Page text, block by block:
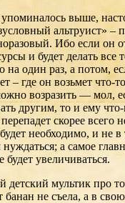
выше,
альтруист» –
Ибо если он
и будет делать все
на один раз, а потом,
– где он возьмет что-
возразить — мол,
другим, то и ему
скорее всего
необходимо, и не в
а самое
увеличиваться.
детский мультик про
не съела, а в